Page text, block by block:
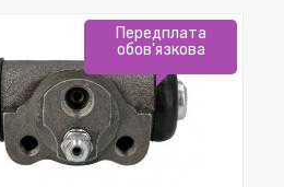
Передплата
обов'язкова